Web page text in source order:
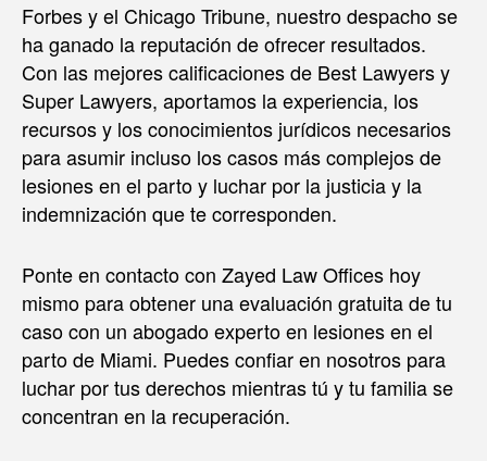
Forbes y el Chicago Tribune, nuestro despacho se
ha ganado la reputación de ofrecer resultados.
Con las mejores calificaciones de Best Lawyers y
Super Lawyers, aportamos la experiencia, los
recursos y los conocimientos jurídicos necesarios
para asumir incluso los casos más complejos de
lesiones en el parto y luchar por la justicia y la
indemnización que te corresponden.
Ponte en contacto con Zayed Law Offices hoy
mismo para obtener una evaluación gratuita de tu
caso con un abogado experto en lesiones en el
parto de Miami. Puedes confiar en nosotros para
luchar por tus derechos mientras tú y tu familia se
concentran en la recuperación.